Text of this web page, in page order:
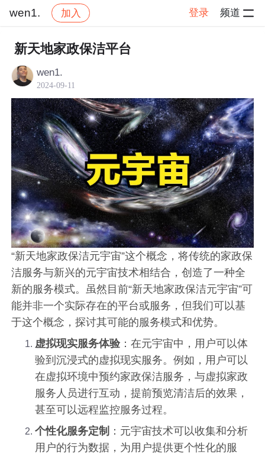
wen1. 加入 登录 频道
社区 wen1. 交流讨论
新天地家政保洁平台
wen1.
2024-09-11
“新天地家政保洁元宇宙”这个概念，将传统的家政保
洁服务与新兴的元宇宙技术相结合，创造了一种全
新的服务模式。虽然目前“新天地家政保洁元宇宙”可
能并非一个实际存在的平台或服务，但我们可以基
于这个概念，探讨其可能的服务模式和优势。
虚拟现实服务体验：在元宇宙中，用户可以体
验到沉浸式的虚拟现实服务。例如，用户可以
在虚拟环境中预约家政保洁服务，与虚拟家政
服务人员进行互动，提前预览清洁后的效果，
甚至可以远程监控服务过程。
个性化服务定制 ：元宇宙技术可以收集和分析
用户的行为数据，为用户提供更个性化的服